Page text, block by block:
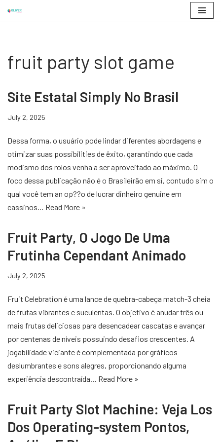
content
fruit party slot game
Site Estatal Simply No Brasil
July 2, 2025
Dessa forma, o usuário pode lindar diferentes abordagens e
otimizar suas possibilities de êxito, garantindo que cada
modismo dos rolos venha a ser aproveitado ao máximo. O
foco dessa publicação não é o Brasileirão em si, contudo sim o
qual você tem an op??o de lucrar dinheiro genuine em
cassinos… Read More »
Fruit Party, O Jogo De Uma
Frutinha Cependant Animado
July 2, 2025
Fruit Celebration é uma lance de quebra-cabeça match-3 cheia
de frutas vibrantes e suculentas. O objetivo é anudar três ou
mais frutas deliciosas para desencadear cascatas e avançar
por centenas de níveis possuindo desafios crescentes. A
jogabilidade viciante é complementada por gráficos
deslumbrantes e sons alegres, proporcionando alguma
experiência descontraída… Read More »
Fruit Party Slot Machine: Veja Los
Dos Operating-system Pontos,